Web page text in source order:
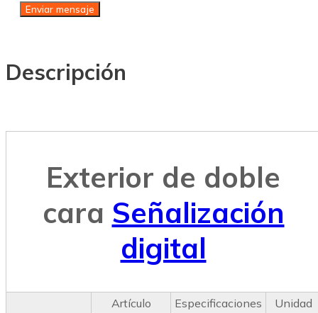
Enviar mensaje
Descripción
Exterior de doble
cara Señalización
digital
Artículo Especificaciones
Unidad